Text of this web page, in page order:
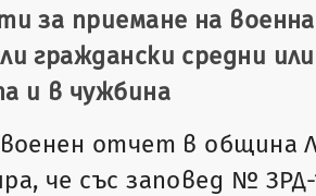
за приемане на
граждански средни
и в чужбина
отчет в община
че със заповед № ЗРД-